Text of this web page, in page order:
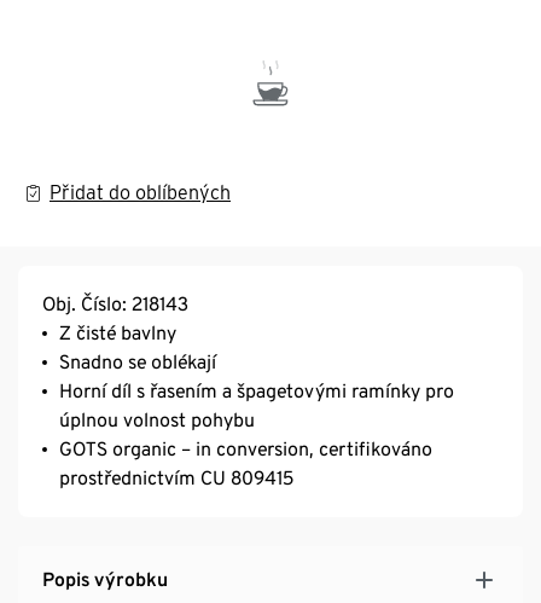
Přidat do oblíbených
Obj. Číslo: 218143
Z čisté bavlny
Snadno se oblékají
Horní díl s řasením a špagetovými ramínky pro
úplnou volnost pohybu
GOTS organic – in conversion, certifikováno
prostřednictvím CU 809415
Popis výrobku